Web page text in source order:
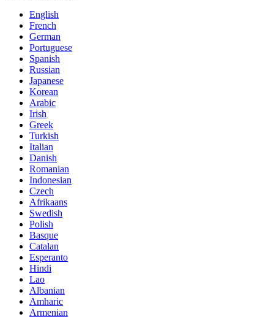
English
French
German
Portuguese
Spanish
Russian
Japanese
Korean
Arabic
Irish
Greek
Turkish
Italian
Danish
Romanian
Indonesian
Czech
Afrikaans
Swedish
Polish
Basque
Catalan
Esperanto
Hindi
Lao
Albanian
Amharic
Armenian